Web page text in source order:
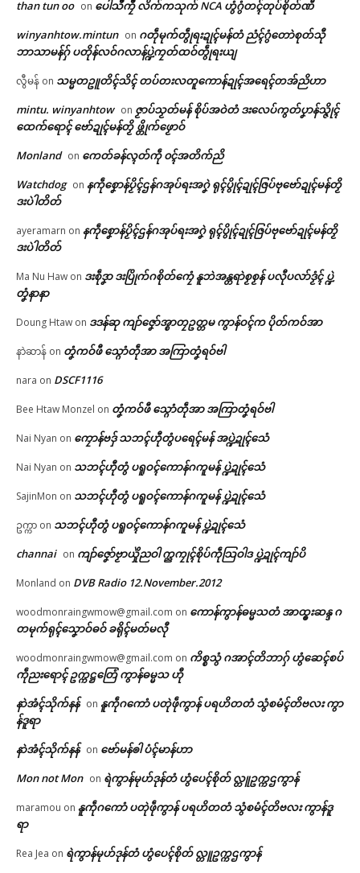
than tun oo on ပေါဲသဳကၠဳ လိက်ကသုက် NCA ဟွံဂွံတၚ်တုပ်စိုတ်ဏီ
winyanhtow.mintun on ဂတဵုမုက်တွဵုရးဍုၚ်မန်တံ ညံၚ်ဂွံတောဲစုတ်သီု
ဘာသာမန်ဂှ် ပတိုန်လဝ်ဂလာန်ပ္ဍဲကၠတ်ထဝ်တွဵုရးယျ
လွီမန် on သမ္မတဥူတိၚ်သိၚ် တပ်တးလတူကောန်ဍုၚ်အရေၚ်တအ်ညိဟာ
mintu. winyanhtow on ဇၟာပ်သၟတ်မန် စိုပ်အဝဲတံ ဒးလေပ်ကွတ်ပၞာန်သ္ဇိုၚ်
ထေက်ရောၚ် ဗော်ဍုၚ်မန်တၟိ ဖ္တိုက်ဖၟောဝ်
Monland on ကေတ်ခန်လ္ၚတ်ကဵု ၀ၚ်အတိက်ညိ
Watchdog on နကဵုစၞောန်ပၟိၚ်ဌန်ဂအုပ်ရးအဂၞဲ ရုၚ်ပွိုၚ်ဍုၚ်ဇြပ်ဗုဗော်ဍုၚ်မန်တၟိ
ဒးပဲါတိတ်
ayeramarn on နကဵုစၞောန်ပၟိၚ်ဌန်ဂအုပ်ရးအဂၞဲ ရုၚ်ပွိုၚ်ဍုၚ်ဇြပ်ဗုဗော်ဍုၚ်မန်တၟိ
ဒးပဲါတိတ်
Ma Nu Haw on ဒးစဵုဒၞာ ဒးပြိုက်ဂစိုတ်ကၠေံ နူဘဲအန္တရာဲစၟစၟန် ပလီုပလာ်ဒၟံၚ် ပ္ဍဲ
တၞံနာနာ
Doung Htaw on ဒဒန်ဆု ကျာ်ဇၞော်အ္စာတၠဥတ္တမ ကွာန်ဝၚ်က ပိုတ်ကဝ်အာ
နာဲဆာန် on တၞံကဝ်ဖီ သ္ဂောံတဵုအာ အကြာတၞံရဝ်ဗါ
nara on DSCF1116
Bee Htaw Monzel on တၞံကဝ်ဖီ သ္ဂောံတဵုအာ အကြာတၞံရဝ်ဗါ
Nai Nyan on ကၠောန်ဗဒှ် သဘၚ်ဟီုတွံပရေၚ်မန် အပ္ဍဲဍုၚ်သေံ
Nai Nyan on သဘၚ်ဟီုတွံ ပရူဝၚ်ကောန်ဂကူမန် ပ္ဍဲဍုၚ်သေံ
SajinMon on သဘၚ်ဟီုတွံ ပရူဝၚ်ကောန်ဂကူမန် ပ္ဍဲဍုၚ်သေံ
ဥက္ကာ on သဘၚ်ဟီုတွံ ပရူဝၚ်ကောန်ဂကူမန် ပ္ဍဲဍုၚ်သေံ
channai on ကျာ်ဇၞော်ဗၟာယှိုဲညဝါ က္ညကၠုၚ်စိုပ်ကဵုသြဝါဒ ပ္ဍဲဍုၚ်ကျာ်ပိ
Monland on DVB Radio 12.November.2012
woodmonraingwmow@gmail.com on ကောန်ကွာန်ဓမ္မသတံ အာထ္ၜးဆန္ဒ ဂ
တမုက်ရုၚ်သၞောဝ်ဓဝ် ခရိုၚ်မတ်မလီု
woodmonraingwmow@gmail.com on ကိစ္စသွံ ဂအာၚ်တိဘာဂှ် ဟွံဆေၚ်စပ်
ကဵုညးရောၚ် ဥက္ကဋ္ဌတြေံ ကွာန်ဓမ္မသ ဟီု
နာဲအံၚ်သိုက်နန် on နူကဵုဂကောံ ပတုဲဖဵုကွာန် ပရဟိတတံ သွံစမံၚ်တိဗလး ကွာ
န်ဒူရာ
နာဲအံၚ်သိုက်နန် on ဗော်မန်ၜါ ပံၚ်မာန်ဟာ
Mon not Mon on ရဲကွာန်မုဟ်ဒုန်တံ ဟွံပေၚ်စိုတ် လ္တူဥက္ကဌကွာန်
maramou on နူကဵုဂကောံ ပတုဲဖဵုကွာန် ပရဟိတတံ သွံစမံၚ်တိဗလး ကွာန်ဒူ
ရာ
Rea Jea on ရဲကွာန်မုဟ်ဒုန်တံ ဟွံပေၚ်စိုတ် လ္တူဥက္ကဌကွာန်